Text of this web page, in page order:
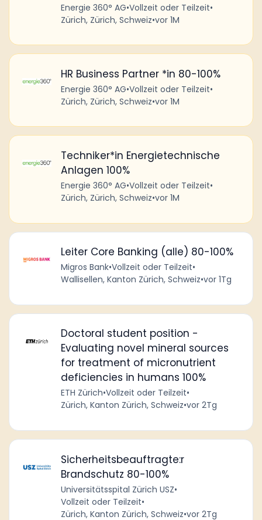
Energie 360° AG•Vollzeit oder Teilzeit•
Zürich, Zürich, Schweiz•vor 1M
HR Business Partner *in 80-100%
Energie 360° AG•Vollzeit oder Teilzeit•
Zürich, Zürich, Schweiz•vor 1M
Techniker*in Energietechnische
Anlagen 100%
Energie 360° AG•Vollzeit oder Teilzeit•
Zürich, Zürich, Schweiz•vor 1M
Leiter Core Banking (alle) 80-100%
Migros Bank•Vollzeit oder Teilzeit•
Wallisellen, Kanton Zürich, Schweiz•vor 1Tg
Doctoral student position -
Evaluating novel mineral sources
for treatment of micronutrient
deficiencies in humans 100%
ETH Zürich•Vollzeit oder Teilzeit•
Zürich, Kanton Zürich, Schweiz•vor 2Tg
Sicherheitsbeauftragte:r
Brandschutz 80-100%
Universitätsspital Zürich USZ•
Vollzeit oder Teilzeit•
Zürich, Kanton Zürich, Schweiz•vor 2Tg